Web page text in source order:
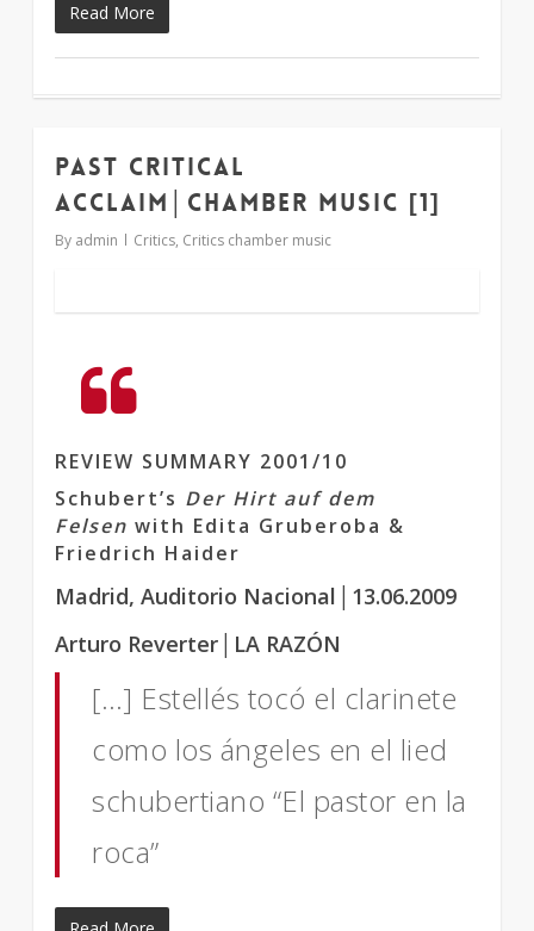
Read More
Past critical
acclaim│chamber music [1]
By admin Critics, Critics chamber music
REVIEW SUMMARY 2001/10
Schubert’s Der Hirt auf dem
Felsen with Edita Gruberoba &
Friedrich Haider
Madrid, Auditorio Nacional│13.06.2009
Arturo Reverter│LA RAZÓN
[…] Estellés tocó el clarinete
como los ángeles en el lied
schubertiano “El pastor en la
roca”
1